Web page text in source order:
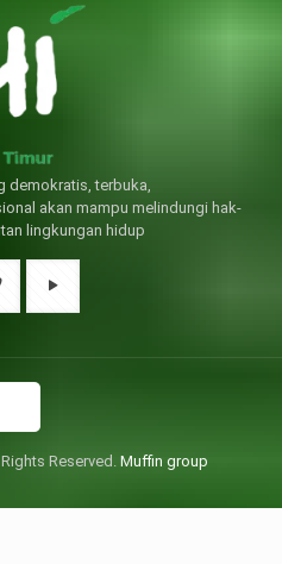
demokratis, terbuka,
akan mampu melindungi hak-
lingkungan hidup
Reserved. Muffin group